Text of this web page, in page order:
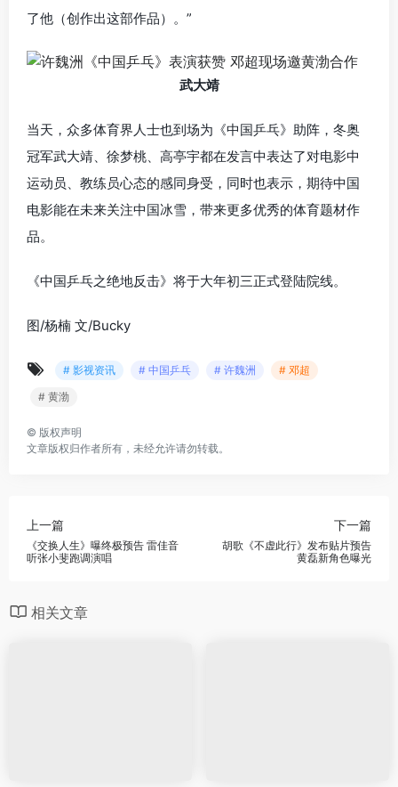
了他（创作出这部作品）。”
武大靖
当天，众多体育界人士也到场为《中国乒乓》助阵，冬奥
冠军武大靖、徐梦桃、高亭宇都在发言中表达了对电影中
运动员、教练员心态的感同身受，同时也表示，期待中国
电影能在未来关注中国冰雪，带来更多优秀的体育题材作
品。
《中国乒乓之绝地反击》将于大年初三正式登陆院线。
图/杨楠 文/Bucky
# 影视资讯 # 中国乒乓 # 许魏洲
# 邓超
# 黄渤
© 版权声明
文章版权归作者所有，未经允许请勿转载。
上一篇
《交换人生》曝终极预告 雷佳音
听张小斐跑调演唱
下一篇
胡歌《不虚此行》发布贴片预告
黄磊新角色曝光
相关文章